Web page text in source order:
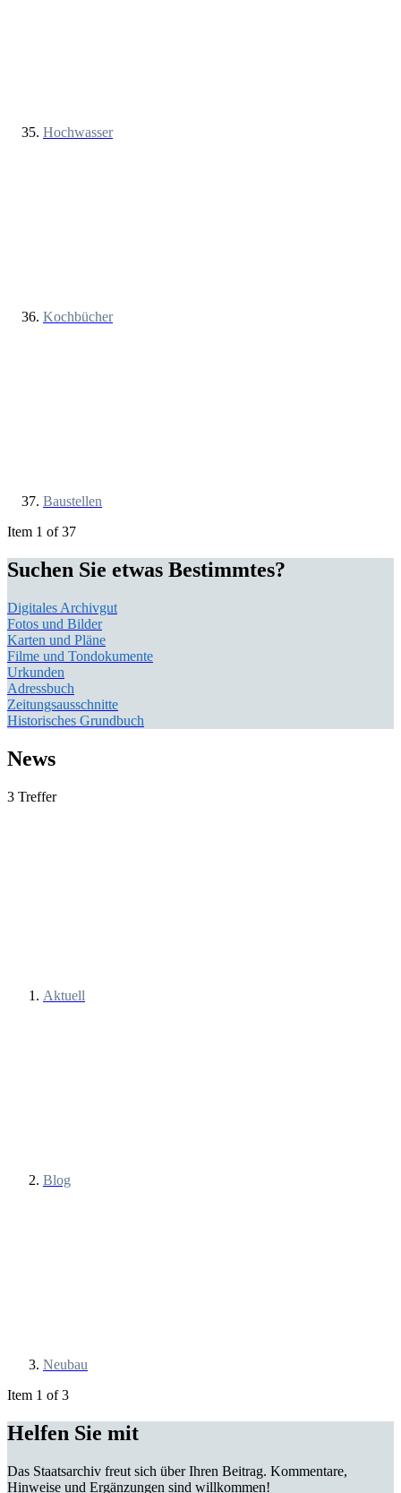
Hochwasser
Kochbücher
Baustellen
Item 1 of 37
Suchen Sie etwas Bestimmtes?
Digitales Archivgut
Fotos und Bilder
Karten und Pläne
Filme und Tondokumente
Urkunden
Adressbuch
Zeitungsausschnitte
Historisches Grundbuch
News
3 Treffer
Aktuell
Blog
Neubau
Item 1 of 3
Helfen Sie mit
Das Staatsarchiv freut sich über Ihren Beitrag. Kommentare,
Hinweise und Ergänzungen sind willkommen!